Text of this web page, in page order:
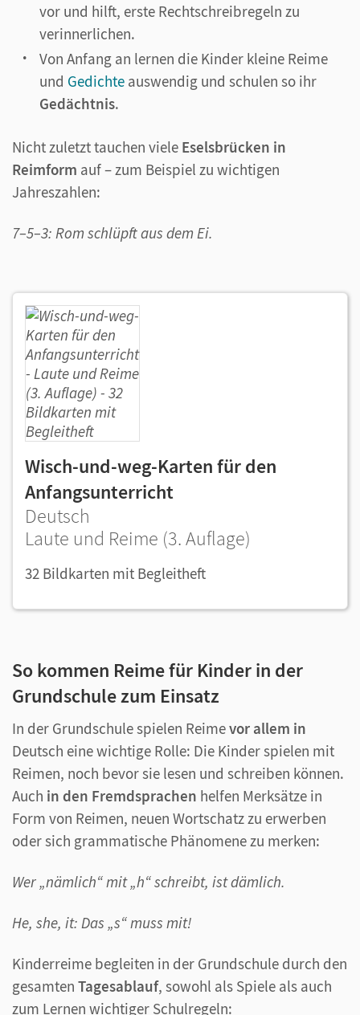
vor und hilft, erste Rechtschreibregeln zu
verinnerlichen.
Von Anfang an lernen die Kinder kleine Reime
und Gedichte auswendig und schulen so ihr
Gedächtnis.
Nicht zuletzt tauchen viele Eselsbrücken in
Reimform auf – zum Beispiel zu wichtigen
Jahreszahlen:
7–5–3: Rom schlüpft aus dem Ei.
Wisch-und-weg-Karten für den
Anfangsunterricht
Deutsch
Laute und Reime (3. Auflage)
32 Bildkarten mit Begleitheft
So kommen Reime für Kinder in der
Grundschule zum Einsatz
In der Grundschule spielen Reimevor allem in
Deutsch eine wichtige Rolle: Die Kinder spielen mit
Reimen, noch bevor sie lesen und schreiben können.
Auch in den Fremdsprachen helfen Merksätze in
Form von Reimen, neuen Wortschatz zu erwerben
oder sich grammatische Phänomene zu merken:
Wer „nämlich“ mit „h“ schreibt, ist dämlich.
He, she, it: Das „s“ muss mit!
Kinderreime begleiten in der Grundschule durch den
gesamten Tagesablauf, sowohl als Spiele als auch
zum Lernen wichtiger Schulregeln: